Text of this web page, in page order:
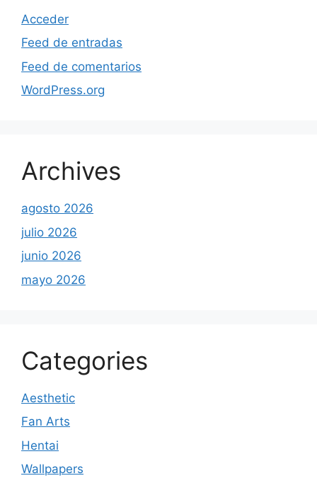
Acceder
Feed de entradas
Feed de comentarios
WordPress.org
Archives
agosto 2026
julio 2026
junio 2026
mayo 2026
Categories
Aesthetic
Fan Arts
Hentai
Wallpapers